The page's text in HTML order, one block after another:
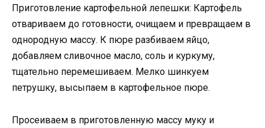
Приготовление картофельной лепешки: Картофель
отвариваем до готовности, очищаем и превращаем в
однородную массу. К пюре разбиваем яйцо,
добавляем сливочное масло, соль и куркуму,
тщательно перемешиваем. Мелко шинкуем
петрушку, высыпаем в картофельное пюре.
Просеиваем в приготовленную массу муку и